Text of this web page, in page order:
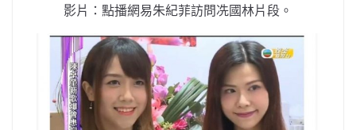
影片：點播網易朱紀菲訪問冼國林片段。